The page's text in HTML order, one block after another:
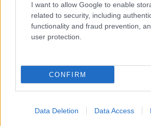
I want to allow Google to enable
related to security, including
functionality and fraud prevention,
user protection.
CONFIRM
Data Deletion Data Access
28.06 à 21h05
Toulouse - UBB
Classement Top